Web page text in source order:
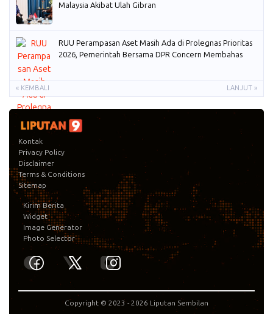
Malaysia Akibat Ulah Gibran
RUU Perampasan Aset Masih Ada di Prolegnas Prioritas
2026, Pemerintah Bersama DPR Concern Membahas
« KEMBALI LANJUT »
Kontak
Privacy Policy
Disclaimer
Terms & Conditions
Sitemap
Kirim Berita
Widget
Image Generator
Photo Selector
Copyright © 2023 - 2026 Liputan Sembilan